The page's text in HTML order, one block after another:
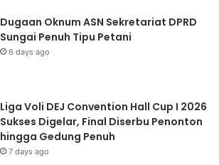
Dugaan Oknum ASN Sekretariat DPRD
Sungai Penuh Tipu Petani
6 days ago
Liga Voli DEJ Convention Hall Cup I 2026
Sukses Digelar, Final Diserbu Penonton
hingga Gedung Penuh
7 days ago